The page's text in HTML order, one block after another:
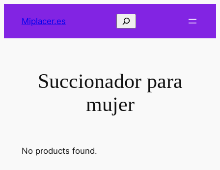
Miplacer.es Buscar
Succionador para
mujer
No products found.